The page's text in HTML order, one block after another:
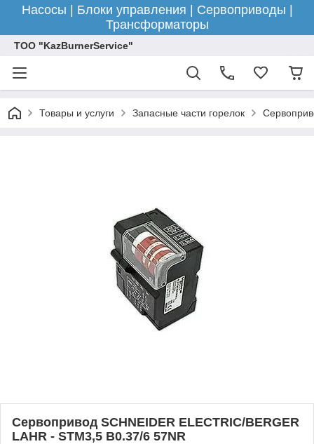
Насосы | Блоки управления | Сервоприводы |
Трансформаторы
ТОО "KazBurnerService"
Товары и услуги Запасные части горелок
Сервопривод SCHNEIDER ELECTRIC/BERGER
LAHR - STM3,5 B0.37/6 57NR